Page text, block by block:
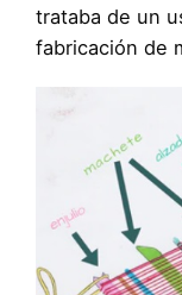
trataba de un
fabricación de